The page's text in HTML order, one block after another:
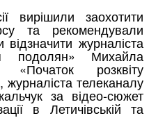
вирішили заохотити
та рекомендували
відзначити журналіста
подолян» Михайла
«Початок розквіту
телеканалу
за відео-сюжет
в Летичівській та